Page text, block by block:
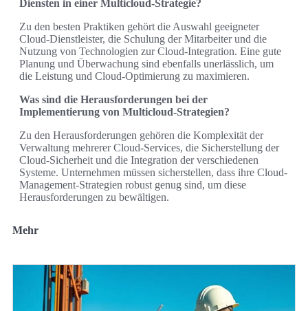
Diensten in einer Multicloud-Strategie?
Zu den besten Praktiken gehört die Auswahl geeigneter
Cloud-Dienstleister, die Schulung der Mitarbeiter und die
Nutzung von Technologien zur Cloud-Integration. Eine gute
Planung und Überwachung sind ebenfalls unerlässlich, um
die Leistung und Cloud-Optimierung zu maximieren.
Was sind die Herausforderungen bei der
Implementierung von Multicloud-Strategien?
Zu den Herausforderungen gehören die Komplexität der
Verwaltung mehrerer Cloud-Services, die Sicherstellung der
Cloud-Sicherheit und die Integration der verschiedenen
Systeme. Unternehmen müssen sicherstellen, dass ihre Cloud-
Management-Strategien robust genug sind, um diese
Herausforderungen zu bewältigen.
Mehr